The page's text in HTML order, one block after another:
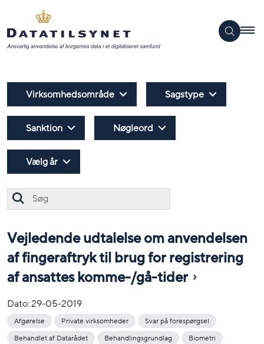
Virksomhedsområde Sagstype
Sanktion Nøgleord
Vælg år
Vejledende udtalelse om anvendelsen
af fingeraftryk til brug for registrering
af ansattes komme-/gå-tider
Dato:29-05-2019
Afgørelse Private virksomheder
Svar på forespørgsel
Behandlet af Datarådet
Behandlingsgrundlag
Biometri